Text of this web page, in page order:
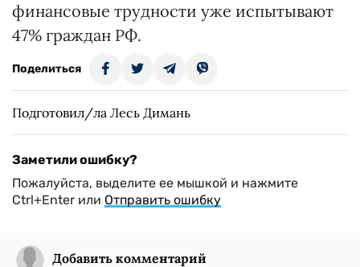
финансовые трудности уже испытывают
47% граждан РФ.
Поделиться
Подготовил/ла Лесь Димань
Заметили ошибку?
Пожалуйста, выделите ее мышкой и нажмите
Ctrl+Enter или Отправить ошибку
Добавить комментарий